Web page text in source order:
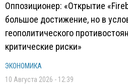
Оппозиционер: «Открытие
большое достижение, но в
геополитического
критические риски»
ЭКОНОМИКА
10 Августа 2026 - 12:39